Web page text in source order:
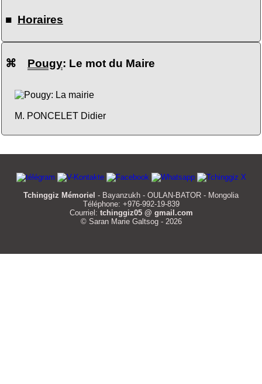
■ Horaires
⌘ Pougy: Le mot du Maire
M. PONCELET Didier
Tchinggiz Mémoriel - Bayanzukh - OULAN-BATOR - Mongolia
Téléphone: +976-992-19-839
Courriel: tchinggiz05 @ gmail.com
© Saran Marie Galtsog - 2026